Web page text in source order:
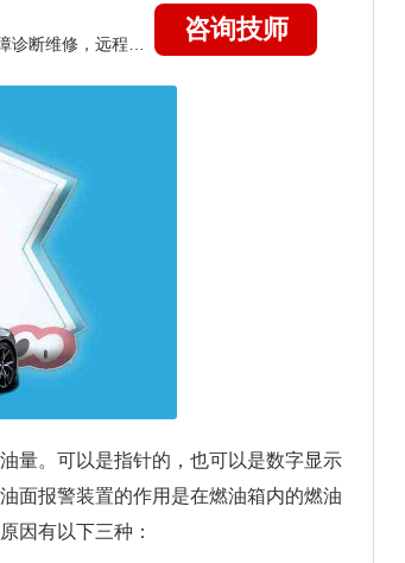
咨询技师
量。可以是指针的，也可以是数字显示
面报警装置的作用是在燃油箱内的燃油
因有以下三种：